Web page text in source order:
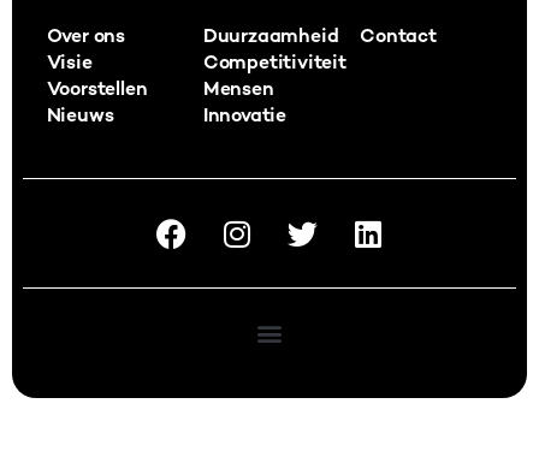
Over ons
Visie
Voorstellen
Nieuws
Duurzaamheid
Competitiviteit
Mensen
Innovatie
Contact